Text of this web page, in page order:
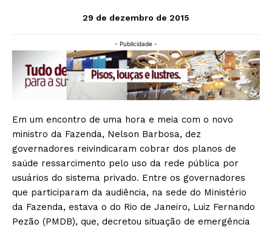
29 de dezembro de 2015
- Publicidade -
Em um encontro de uma hora e meia com o novo
ministro da Fazenda, Nelson Barbosa, dez
governadores reivindicaram cobrar dos planos de
saúde ressarcimento pelo uso da rede pública por
usuários do sistema privado. Entre os governadores
que participaram da audiência, na sede do Ministério
da Fazenda, estava o do Rio de Janeiro, Luiz Fernando
Pezão (PMDB), que, decretou situação de emergência